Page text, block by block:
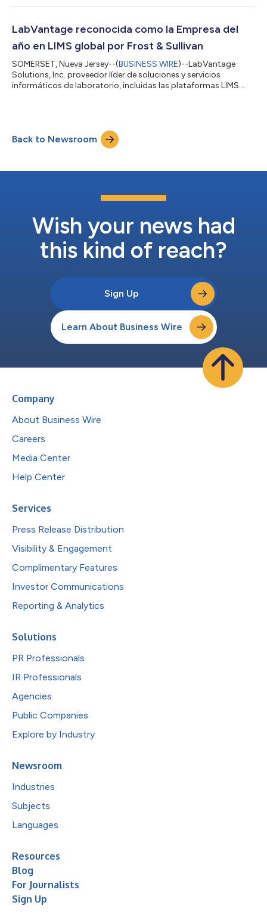
KGaA (“Henkel”) para integrar las soluciones LIMS de
plataforma central I+D 4.0 de Henkel para sus negocios de
consumo. La decisión estratégica de LabVa...
LabVantage reconocida como la Empresa del
año en LIMS global por Frost & Sullivan
SOMERSET, Nueva Jersey--(BUSINESS WIRE)--LabVantage
Solutions, Inc. proveedor líder de soluciones y servicios
informáticos de laboratorio, incluidas las plataformas LIMS
de la Información de Laboratorio” (LIMS) por Frost & Sullivan.
Este reconocimiento destaca el liderazgo de LabVantage en
Back to Newsroom
Wish your news had
this kind of reach?
Sign Up
Learn About Business Wire
Company
About Business Wire
Careers
Media Center
Help Center
Services
Press Release Distribution
Visibility & Engagement
Complimentary Features
Investor Communications
Reporting & Analytics
Solutions
PR Professionals
IR Professionals
Agencies
Public Companies
Explore by Industry
Newsroom
Industries
Subjects
Languages
Resources
Blog
For Journalists
Sign Up